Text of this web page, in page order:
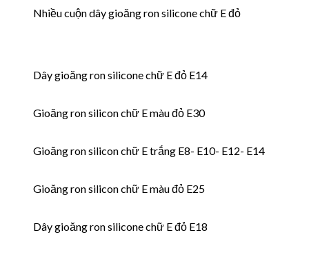
Nhiều cuộn dây gioăng ron silicone chữ E đỏ
Dây gioăng ron silicone chữ E đỏ E14
Gioăng ron silicon chữ E màu đỏ E30
Gioăng ron silicon chữ E trắng E8- E10- E12- E14
Gioăng ron silicon chữ E màu đỏ E25
Dây gioăng ron silicone chữ E đỏ E18